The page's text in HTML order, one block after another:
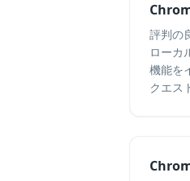
評判の
ローカ
機能を
クエス